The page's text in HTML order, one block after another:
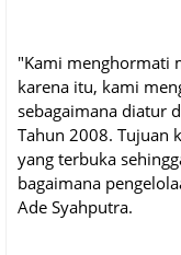
"Kami menghormati
karena itu, kami
sebagaimana diatur
Tahun 2008. Tujuan
yang terbuka
bagaimana
Ade Syahputra.